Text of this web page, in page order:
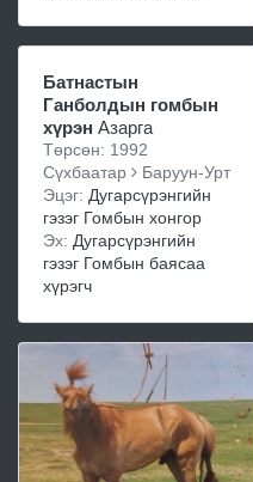
Батнастын
Ганболдын гомбын
хүрэн Азарга
Төрсөн: 1992
Сүхбаатар
Баруун-Урт
Эцэг: Дугарсүрэнгийн
гэзэг Гомбын хонгор
Эх: Дугарсүрэнгийн
гэзэг Гомбын баясаа
хүрэгч